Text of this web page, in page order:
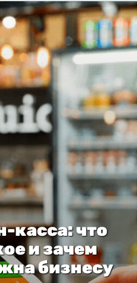
касса: что
и зачем
бизнесу